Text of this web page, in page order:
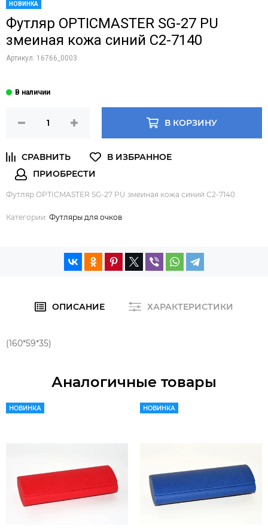
НОВИНКА
Футляр OPTICMASTER SG-27 PU
змеиная кожа синий С2-7140
Артикул: 16766_0003
В КОРЗИНУ
Футляр OPTICMASTER SG-27 PU змеиная кожа синий С2-7140
Категории: Футляры для очков
ОПИСАНИЕ ХАРАКТЕРИСТИКИ
(160*59*35)
Аналогичные товары
НОВИНКА НОВИНКА